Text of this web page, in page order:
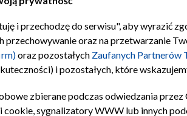
Regulamin TVP
i przechodzę do serwisu", aby wyrazić
przechowywanie oraz na przetwarzanie
oraz pozostałych Zaufanych Partnerów
i pozostałych, które
zbierane podczas odwiedzania przez
sygnalizatory WWW lub innych